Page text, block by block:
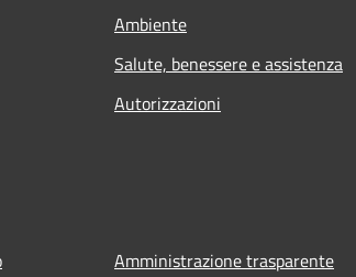
Ambiente
Salute, benessere e assistenza
Autorizzazioni
Amministrazione trasparente